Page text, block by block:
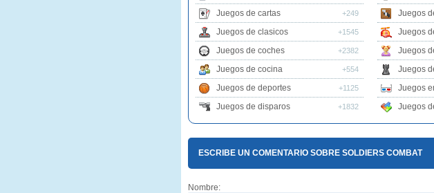
Juegos de cartas +249
Juegos de clasicos +1545
Juegos de coches +2382
Juegos de cocina +554
Juegos de deportes +1125
Juegos de disparos +1832
Juegos
Juegos
Juegos
Juegos
Juegos
Juegos
ESCRIBE UN COMENTARIO SOBRE SOLDIERS COMBAT
Nombre: